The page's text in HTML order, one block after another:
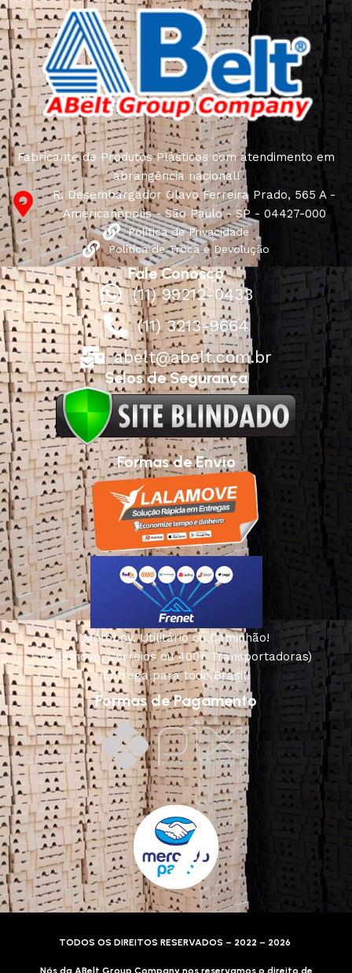
Fabricante de Produtos Plásticos com atendimento em
abrangência nacional!
R. Desembargador Olavo Ferreira Prado, 565 A -
Americanópolis - São Paulo - SP - 04427-000
Política de Privacidade
Política de Troca e Devolução
Fale Conosco
(11) 99212-0433
(11) 3213-9664
abelt@abelt.com.br
Selos de Segurança
Formas de Envio
Motoboy, Utilitário ou Caminhão!
(Lalamove, Correios ou 400+ Transportadoras)
Entrega para todo Brasil!
Formas de Pagamento
TODOS OS DIREITOS RESERVADOS – 2022 – 2026